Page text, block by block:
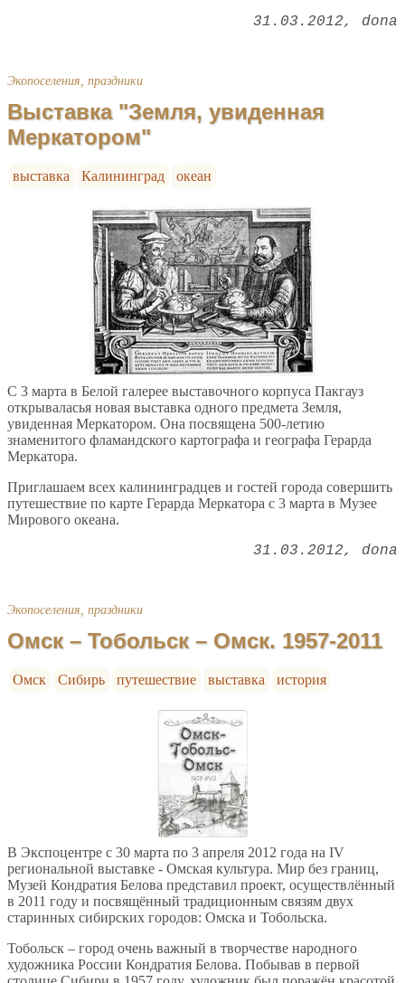
31.03.2012 dona
Экопоселения, праздники
Выставка "Земля, увиденная
Меркатором"
выставка Калининград океан
С 3 марта в Белой галерее выставочного корпуса Пакгауз
открываласья новая выставка одного предмета Земля,
увиденная Меркатором. Она посвящена 500-летию
знаменитого фламандского картографа и географа Герарда
Меркатора.
Приглашаем всех калининградцев и гостей города совершить
путешествие по карте Герарда Меркатора с 3 марта в Музее
Мирового океана.
31.03.2012 dona
Экопоселения, праздники
Омск – Тобольск – Омск. 1957-2011
Омск Сибирь путешествие выставка история
В Экспоцентре с 30 марта по 3 апреля 2012 года на IV
региональной выставке - Омская культура. Мир без границ,
Музей Кондратия Белова представил проект, осуществлённый
в 2011 году и посвящённый традиционным связям двух
старинных сибирских городов: Омска и Тобольска.
Тобольск – город очень важный в творчестве народного
художника России Кондратия Белова. Побывав в первой